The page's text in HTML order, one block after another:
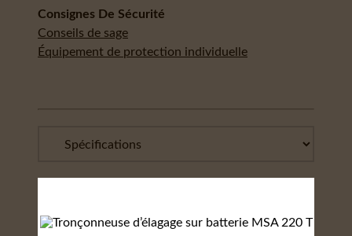
Consignes De Sécurité
Conseils de sage
Équipement de protection individuelle